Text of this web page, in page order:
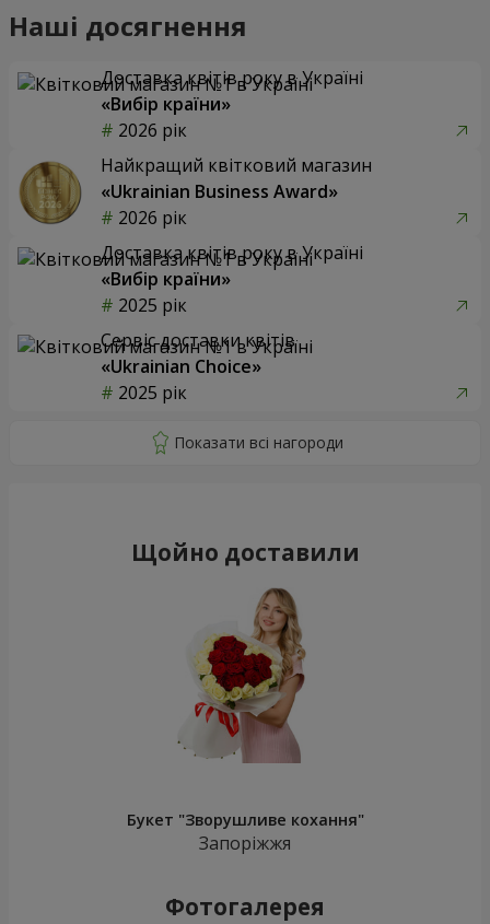
Наші досягнення
Доставка квітів року в Україні
«Вибір країни»
2026 рік
Найкращий квітковий магазин
«Ukrainian Business Award»
2026 рік
Доставка квітів року в Україні
«Вибір країни»
2025 рік
Сервіс доставки квітів
«Ukrainian Choice»
2025 рік
Щойно доставили
Букет "Зворушливе кохання"
Запоріжжя
Фотогалерея